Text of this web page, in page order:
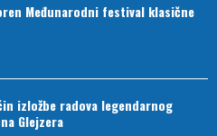
Međunarodni festival klasične
izložbe radova legendarnog
Glejzera